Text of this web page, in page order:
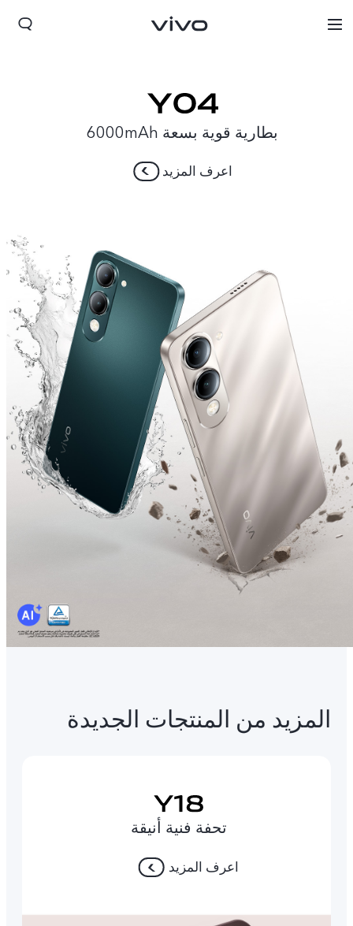
بطارية قوية بسعة 6000mAh
اعرف المزيد
المزيد من المنتجات الجديدة
تحفة فنية أنيقة
اعرف المزيد